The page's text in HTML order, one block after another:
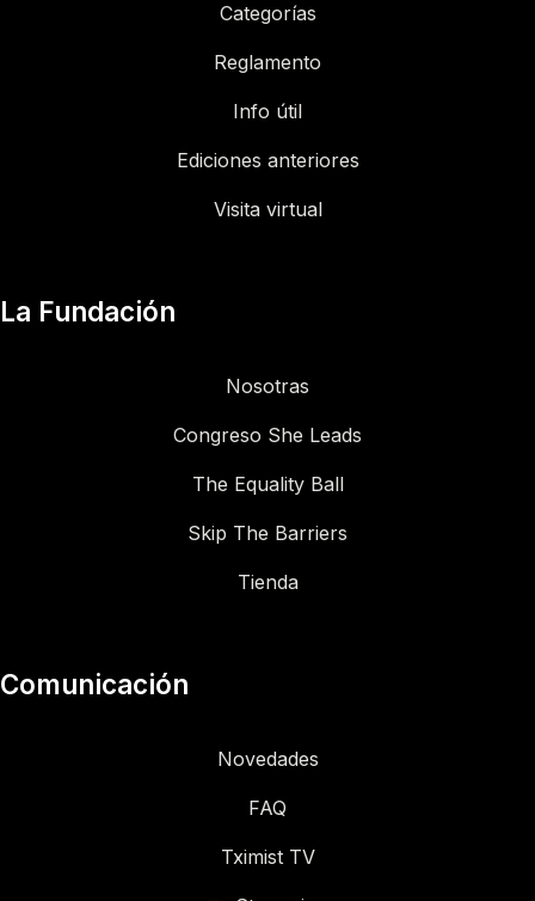
Categorías
Reglamento
Info útil
Ediciones anteriores
Visita virtual
La Fundación
Nosotras
Congreso She Leads
The Equality Ball
Skip The Barriers
Tienda
Comunicación
Novedades
FAQ
Tximist TV